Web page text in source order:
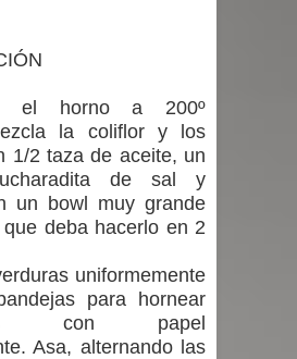
el horno a 200º
la coliflor y los
1/2 taza de aceite, un
de sal y
un bowl muy grande
deba hacerlo en 2
uniformemente
para hornear
con papel
Asa, alternando las